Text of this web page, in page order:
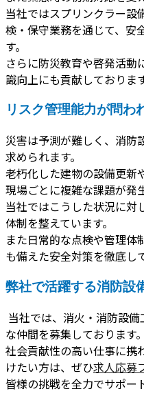
当社ではスプリンクラー設
検・保守業務を通じて、安
す。
さらに防災教育や啓発活動
識向上にも貢献しております
リスク管理能力が問わ
災害は予測が難しく、消防
求められます。
老朽化した建物の設備更新
現場ごとに複雑な課題が発
当社ではこうした状況に対
体制を整えています。
また日常的な点検や管理体
も備えた安全対策を徹底し
弊社で活躍する消防設
当社では、消火・消防設
な仲間を募集しております。
社会貢献性の高い仕事に携
けたい方は、ぜひ求人応募
皆様の挑戦を全力でサポー